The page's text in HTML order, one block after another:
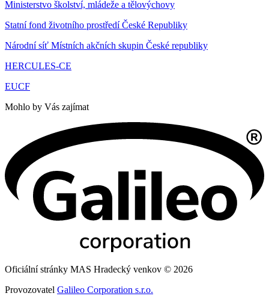
Ministerstvo školství, mládeže a tělovýchovy
Statní fond životního prostředí České Republiky
Národní síť Místních akčních skupin České republiky
HERCULES-CE
EUCF
Mohlo by Vás zajímat
Oficiální stránky MAS Hradecký venkov © 2026
Provozovatel Galileo Corporation s.r.o.